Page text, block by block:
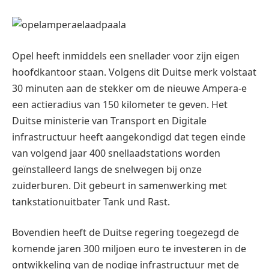
Opel heeft inmiddels een snellader voor zijn eigen
hoofdkantoor staan. Volgens dit Duitse merk volstaat
30 minuten aan de stekker om de nieuwe Ampera-e
een actieradius van 150 kilometer te geven. Het
Duitse ministerie van Transport en Digitale
infrastructuur heeft aangekondigd dat tegen einde
van volgend jaar 400 snellaadstations worden
geïnstalleerd langs de snelwegen bij onze
zuiderburen. Dit gebeurt in samenwerking met
tankstationuitbater Tank und Rast.
Bovendien heeft de Duitse regering toegezegd de
komende jaren 300 miljoen euro te investeren in de
ontwikkeling van de nodige infrastructuur met de